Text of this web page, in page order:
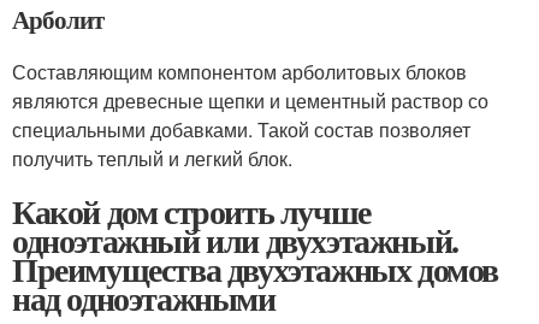
Арболит
Составляющим компонентом арболитовых блоков
являются древесные щепки и цементный раствор со
специальными добавками. Такой состав позволяет
получить теплый и легкий блок.
Какой дом строить лучше
одноэтажный или двухэтажный.
Преимущества двухэтажных домов
над одноэтажными